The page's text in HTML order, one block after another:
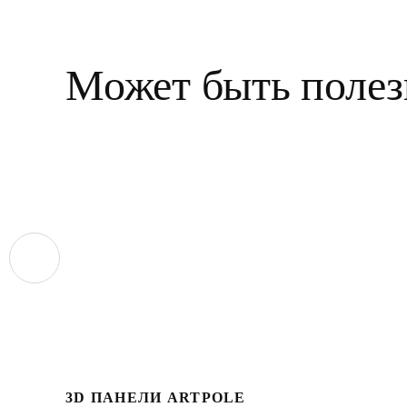
Может быть
3D ПАНЕЛИ ARTPOLE